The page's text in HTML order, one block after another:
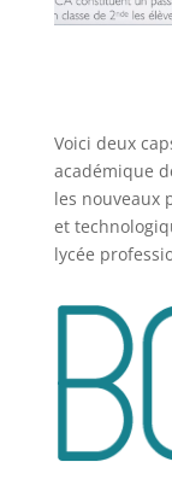
Voici deux
académique
les nouveaux
et
lycée